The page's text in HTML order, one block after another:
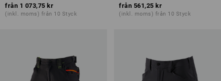
från 1 073,75 kr
(inkl. moms) från 10 Styck
från 561,25 kr
(inkl. moms) från 10 Styck